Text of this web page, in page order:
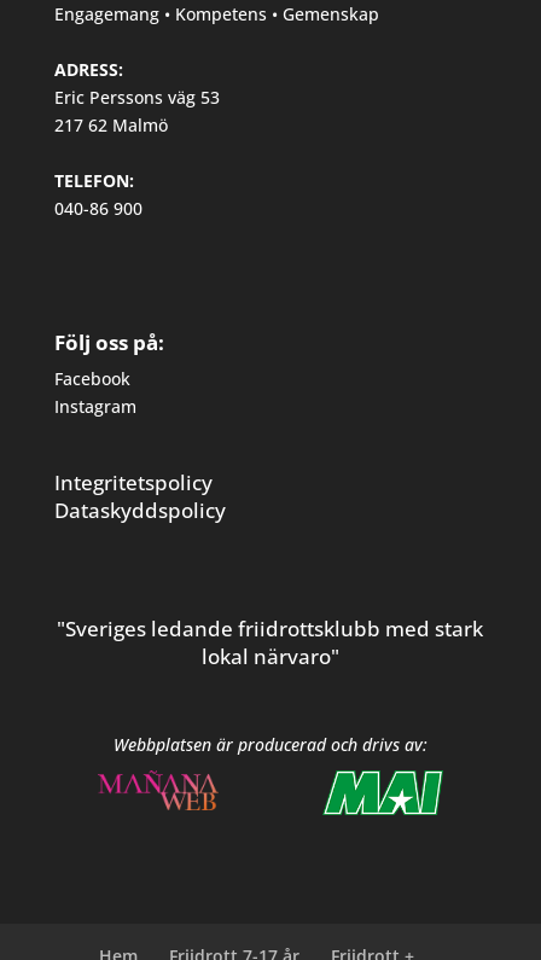
Engagemang • Kompetens • Gemenskap
ADRESS:
Eric Perssons väg 53
217 62 Malmö
TELEFON:
040-86 900
Följ oss på:
Facebook
Instagram
Integritetspolicy
Dataskyddspolicy
"Sveriges ledande friidrottsklubb med stark
lokal närvaro"
Webbplatsen är producerad och drivs av: